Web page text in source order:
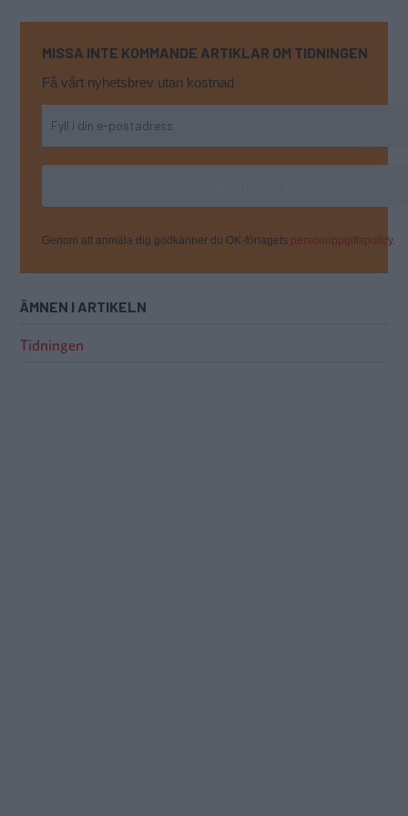
MISSA INTE KOMMANDE ARTIKLAR OM TIDNINGEN
Få vårt nyhetsbrev utan kostnad
Genom att anmäla dig godkänner du OK-förlagets personuppgiftspolicy.
ÄMNEN I ARTIKELN
Tidningen